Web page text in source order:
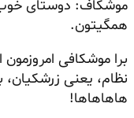
موشکاف: دوستای
همگیتون.
برا موشکافی
نظام، یعنی زرشکیان،
هاهاهاها!